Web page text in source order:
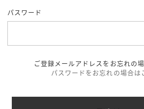
パスワード
ご登録メールアドレスをお忘れの
パスワードをお忘れの場合は